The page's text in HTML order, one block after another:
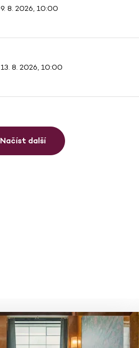
9. 8. 2026, 10:00
13. 8. 2026, 10:00
Načíst další